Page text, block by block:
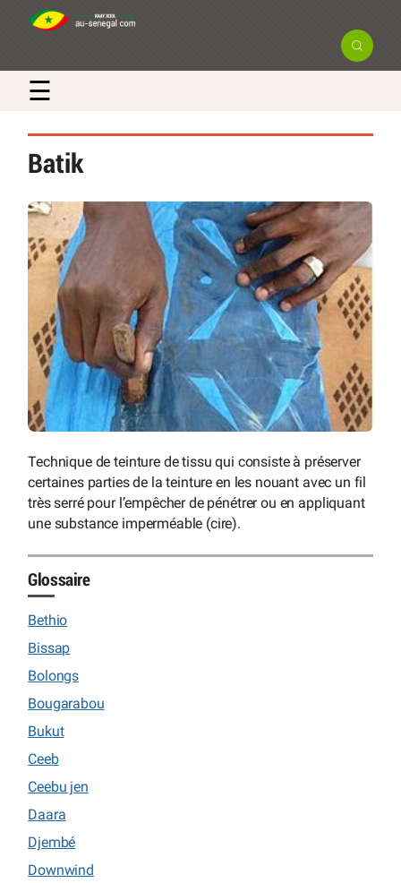
☰
Batik
Technique de teinture de tissu qui consiste à préserver
certaines parties de la teinture en les nouant avec un fil
très serré pour l’empêcher de pénétrer ou en appliquant
une substance imperméable (cire).
Glossaire
Bethio
Bissap
Bolongs
Bougarabou
Bukut
Ceeb
Ceebu jen
Daara
Djembé
Downwind